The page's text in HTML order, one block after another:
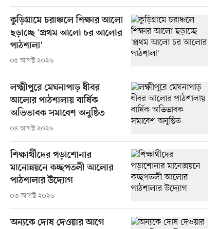
কুড়িগ্রামে চরাঞ্চলে শিক্ষার আলো
ছড়াচ্ছে 'প্রথম আলো চর আলোর
পাঠশালা'
০৫ আগস্ট ২০২৬
লক্ষ্মীপুরে মেঘনাপাড় ধীবর
আলোর পাঠশালায় বার্ষিক
অভিভাবক সমাবেশ অনুষ্ঠিত
০৪ আগস্ট ২০২৬
শিক্ষার্থীদের পড়াশোনার
মানোন্নয়নে কচ্ছপতলী আলোর
পাঠশালার উদ্যোগ
০৩ আগস্ট ২০২৬
অন্যকে দোষ দেওয়ার আগে